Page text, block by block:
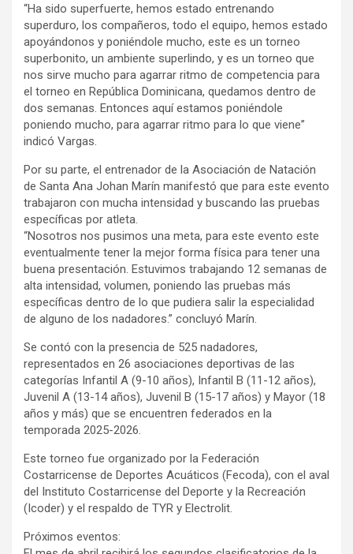
“Ha sido superfuerte, hemos estado entrenando
superduro, los compañeros, todo el equipo, hemos estado
apoyándonos y poniéndole mucho, este es un torneo
superbonito, un ambiente superlindo, y es un torneo que
nos sirve mucho para agarrar ritmo de competencia para
el torneo en República Dominicana, quedamos dentro de
dos semanas. Entonces aquí estamos poniéndole
poniendo mucho, para agarrar ritmo para lo que viene”
indicó Vargas.
Por su parte, el entrenador de la Asociación de Natación
de Santa Ana Johan Marín manifestó que para este evento
trabajaron con mucha intensidad y buscando las pruebas
específicas por atleta.
“Nosotros nos pusimos una meta, para este evento este
eventualmente tener la mejor forma física para tener una
buena presentación. Estuvimos trabajando 12 semanas de
alta intensidad, volumen, poniendo las pruebas más
específicas dentro de lo que pudiera salir la especialidad
de alguno de los nadadores.” concluyó Marín.
Se contó con la presencia de 525 nadadores,
representados en 26 asociaciones deportivas de las
categorías Infantil A (9-10 años), Infantil B (11-12 años),
Juvenil A (13-14 años), Juvenil B (15-17 años) y Mayor (18
años y más) que se encuentren federados en la
temporada 2025-2026.
Este torneo fue organizado por la Federación
Costarricense de Deportes Acuáticos (Fecoda), con el aval
del Instituto Costarricense del Deporte y la Recreación
(Icoder) y el respaldo de TYR y Electrolit.
Próximos eventos: